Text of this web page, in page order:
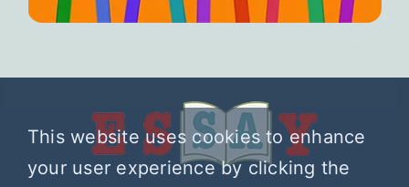
This website uses cookies to enhance
your user experience by clicking the